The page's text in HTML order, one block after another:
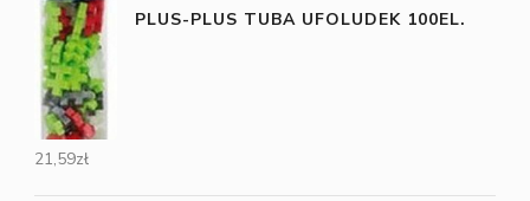
PLUS-PLUS TUBA UFOLUDEK 100EL.
21,59zł